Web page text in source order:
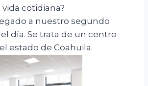
cotidiana?
a nuestro segundo
día. Se trata de un centro
estado de Coahuila.